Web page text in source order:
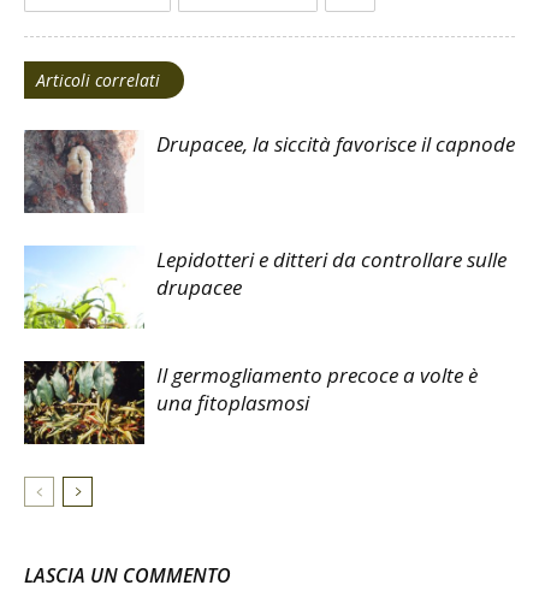
Articoli correlati
Drupacee, la siccità favorisce il capnode
Lepidotteri e ditteri da controllare sulle
drupacee
Il germogliamento precoce a volte è
una fitoplasmosi
LASCIA UN COMMENTO